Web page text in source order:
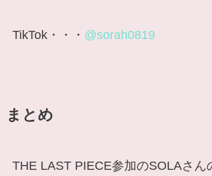
TikTok・・・ @sorah0819
まとめ
THE LAST PIECE参加のSOLAさん